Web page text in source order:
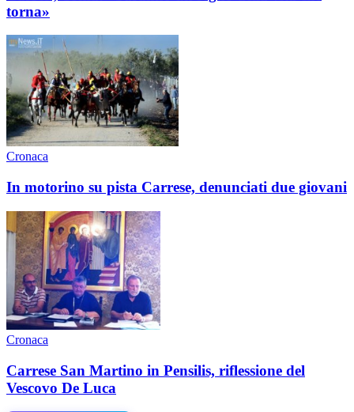
torna»
Cronaca
In motorino su pista Carrese, denunciati due giovani
Cronaca
Carrese San Martino in Pensilis, riflessione del
Vescovo De Luca